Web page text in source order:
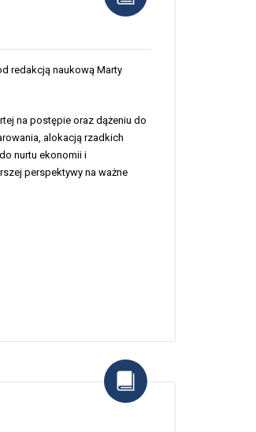
redakcją naukową Marty
na postępie oraz dążeniu do
alokacją rzadkich
nurtu ekonomii i
perspektywy na ważne